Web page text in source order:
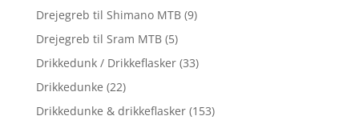
Drejegreb til Shimano MTB (9)
Drejegreb til Sram MTB (5)
Drikkedunk / Drikkeflasker (33)
Drikkedunke (22)
Drikkedunke & drikkeflasker (153)